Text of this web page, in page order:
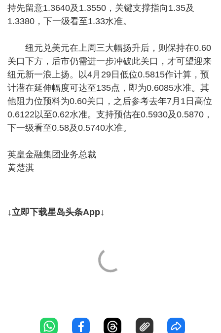
持先留意1.3640及1.3550，关键支撑指向1.35及
1.3380，下一级看至1.33水准。
纽元兑美元在上周三大幅扬升后，则保持在0.60
关口下方，后市仍需进一步冲破此关口，才可望迎来
纽元新一浪上扬。以4月29日低位0.5815作计算，预
计潜在延伸幅度可达至135点，即为0.6085水准。其
他阻力位预料为0.60关口，之后参考去年7月1日高位
0.6122以至0.62水准。支持预估在0.5930及0.5870，
下一级看至0.58及0.5740水准。
英皇金融集团业务总裁
黄楚淇
↓立即下载星岛头条App↓